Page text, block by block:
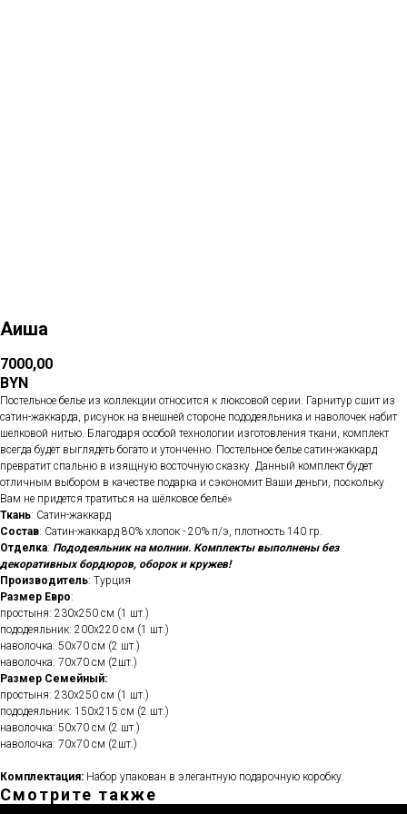
Аиша
7000,00
BYN
Постельное белье из коллекции относится к люксовой серии. Гарнитур сшит из
сатин-жаккарда, рисунок на внешней стороне пододеяльника и наволочек набит
шелковой нитью. Благодаря особой технологии изготовления ткани, комплект
всегда будет выглядеть богато и утонченно. Постельное белье сатин-жаккард
превратит спальню в изящную восточную сказку. Данный комплект будет
отличным выбором в качестве подарка и сэкономит Ваши деньги, поскольку
Вам не придется тратиться на шёлковое бельё»
Ткань: Сатин-жаккард
Состав: Сатин-жаккард 80% хлопок - 20% п/э, плотность 140 гр.
Отделка: Пододеяльник на молнии. Комплекты выполнены без
декоративных бордюров, оборок и кружев!
Производитель: Турция
Размер Евро:
простыня: 230х250 см (1 шт.)
пододеяльник: 200х220 см (1 шт.)
наволочка: 50х70 см (2 шт.)
наволочка: 70х70 см (2шт.)
Размер Семейный:
простыня: 230х250 см (1 шт.)
пододеяльник: 150х215 см (2 шт.)
наволочка: 50х70 см (2 шт.)
наволочка: 70х70 см (2шт.)
Комплектация: Набор упакован в элегантную подарочную коробку.
Смотрите также